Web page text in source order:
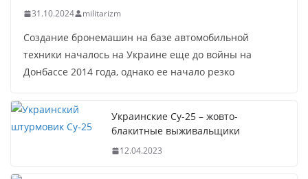
31.10.2024 militarizm
Создание бронемашин на базе автомобильной
техники началось на Украине еще до войны на
Донбассе 2014 года, однако ее начало резко
Украинские Су-25 – жовто-
блакитные выживальщики
12.04.2023